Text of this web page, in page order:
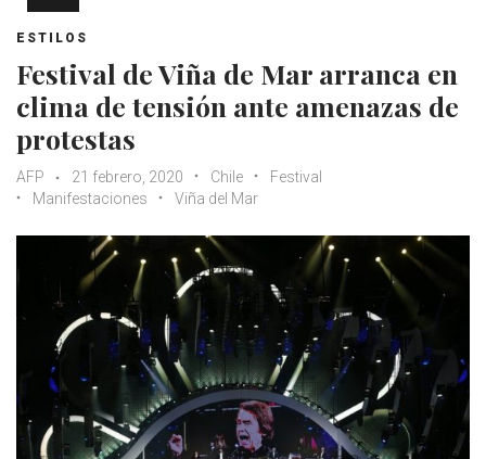
ESTILOS
Festival de Viña de Mar arranca en
clima de tensión ante amenazas de
protestas
AFP 21 febrero, 2020 Chile
Festival
Manifestaciones
Viña del Mar